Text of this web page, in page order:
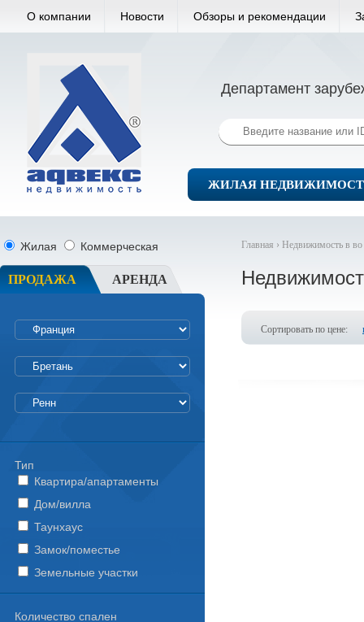
О компании Новости Обзоры и рекомендации
Департамент
ЖИЛАЯ
Главная › Недвижимость в
Сортировать по цене:
Жилая Коммерческая
ПРОДАЖА АРЕНДА
Тип
Квартира/апартаменты
Дом/вилла
Таунхаус
Замок/поместье
Земельные участки
Количество спален